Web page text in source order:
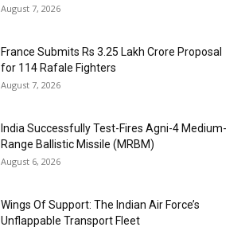
August 7, 2026
France Submits Rs 3.25 Lakh Crore Proposal
for 114 Rafale Fighters
August 7, 2026
India Successfully Test-Fires Agni-4 Medium-
Range Ballistic Missile (MRBM)
August 6, 2026
Wings Of Support: The Indian Air Force’s
Unflappable Transport Fleet